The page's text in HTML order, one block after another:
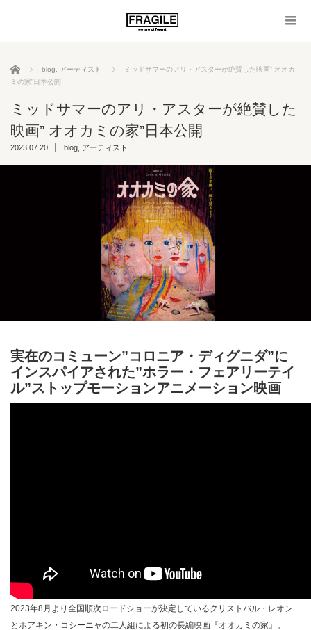
ホーム blog アーティスト
ミッドサマーのアリ・アスターが絶賛した映画” オオカ
ミの家”日本公開
ミッドサマーのアリ・アスターが絶賛した
映画” オオカミの家”日本公開
2023.07.20 blog アーティスト
実在のコミューン”コロニア・ディグニダ”に
インスパイアされた”ホラー・フェアリーテイ
ル”ストップモーションアニメーション映画
2023年8月より全国順次ロードショーが決定しているクリストバル・レオン
とホアキン・コシーニャの二人組による初の長編映画『オオカミの家』。